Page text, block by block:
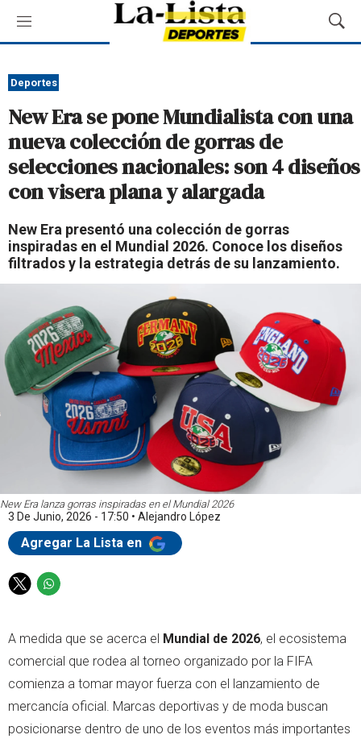
M
e
ú
M
o
a
r
ú
d
a
Deportes
New Era se pone Mundialista con una
nueva colección de gorras de
selecciones nacionales: son 4 diseños
con visera plana y alargada
New Era presentó una colección de gorras
inspiradas en el Mundial 2026. Conoce los diseños
filtrados y la estrategia detrás de su lanzamiento.
New Era lanza gorras inspiradas en el Mundial 2026
3 De Junio, 2026 - 17:50 • Alejandro López
Agregar La Lista en
T
t
t
r
W
t
s
p
p
A medida que se acerca el Mundial de 2026, el ecosistema
comercial que rodea al torneo organizado por la FIFA
comienza a tomar mayor fuerza con el lanzamiento de
mercancía oficial. Marcas deportivas y de moda buscan
posicionarse dentro de uno de los eventos más importantes